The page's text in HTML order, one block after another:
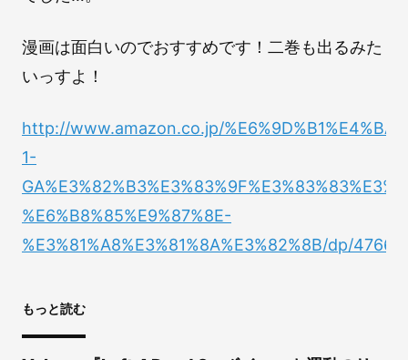
漫画は面白いのでおすすめです！二巻も出るみた
いっすよ！
http://www.amazon.co.jp/
1-
%E6%B8%85%E9%87%8E-
%E3%81%A8%E3%81%8A%E3%82%8B/dp/
もっと読む